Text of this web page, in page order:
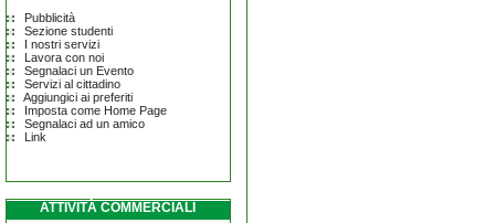
Pubblicità
Sezione studenti
I nostri servizi
Lavora con noi
Segnalaci un Evento
Servizi al cittadino
Aggiungici ai preferiti
Imposta come Home Page
Segnalaci ad un amico
Link
ATTIVITÀ COMMERCIALI